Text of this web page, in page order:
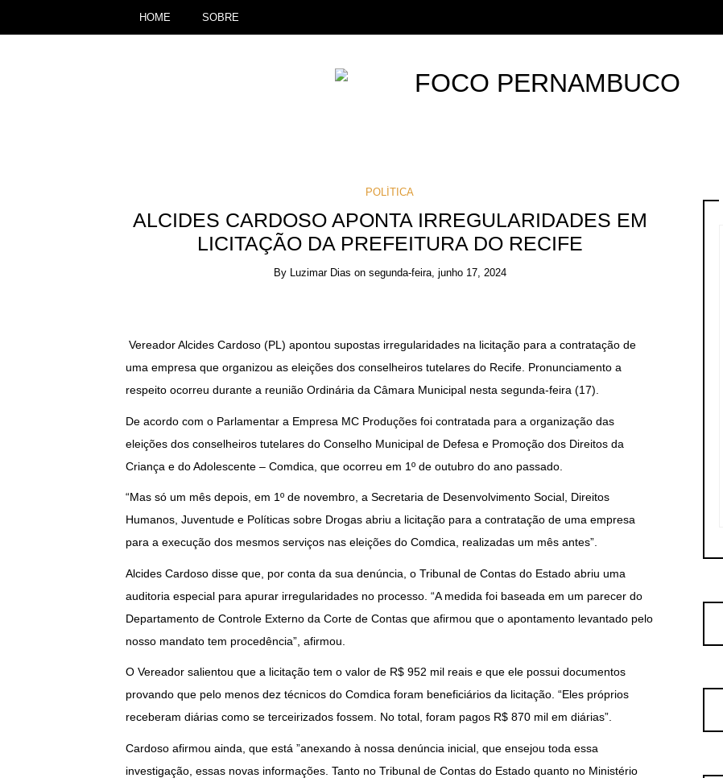
HOME SOBRE
POLÍTICA
ALCIDES CARDOSO APONTA IRREGULARIDADES EM
LICITAÇÃO DA PREFEITURA DO RECIFE
By Luzimar Dias on segunda-feira, junho 17, 2024
Vereador Alcides Cardoso (PL) apontou supostas irregularidades na licitação para a contratação de
uma empresa que organizou as eleições dos conselheiros tutelares do Recife. Pronunciamento a
respeito ocorreu durante a reunião Ordinária da Câmara Municipal nesta segunda-feira (17).
De acordo com o Parlamentar a Empresa MC Produções foi contratada para a organização das
eleições dos conselheiros tutelares do Conselho Municipal de Defesa e Promoção dos Direitos da
Criança e do Adolescente – Comdica, que ocorreu em 1º de outubro do ano passado.
“Mas só um mês depois, em 1º de novembro, a Secretaria de Desenvolvimento Social, Direitos
Humanos, Juventude e Políticas sobre Drogas abriu a licitação para a contratação de uma empresa
para a execução dos mesmos serviços nas eleições do Comdica, realizadas um mês antes”.
Alcides Cardoso disse que, por conta da sua denúncia, o Tribunal de Contas do Estado abriu uma
auditoria especial para apurar irregularidades no processo. “A medida foi baseada em um parecer do
Departamento de Controle Externo da Corte de Contas que afirmou que o apontamento levantado pelo
nosso mandato tem procedência”, afirmou.
O Vereador salientou que a licitação tem o valor de R$ 952 mil reais e que ele possui documentos
provando que pelo menos dez técnicos do Comdica foram beneficiários da licitação. “Eles próprios
receberam diárias como se terceirizados fossem. No total, foram pagos R$ 870 mil em diárias”.
Cardoso afirmou ainda, que está ”anexando à nossa denúncia inicial, que ensejou toda essa
investigação, essas novas informações. Tanto no Tribunal de Contas do Estado quanto no Ministério